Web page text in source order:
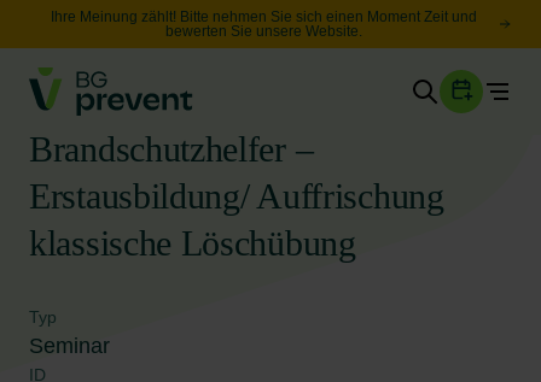
Ihre Meinung zählt! Bitte nehmen Sie sich einen Moment Zeit und
bewerten Sie unsere Website.
Gesundheit
Sicherheit
Karriere
Wissen
Brandschutzhelfer –
Erstausbildung/ Auffrischung
klassische Löschübung
Typ
Seminar
ID